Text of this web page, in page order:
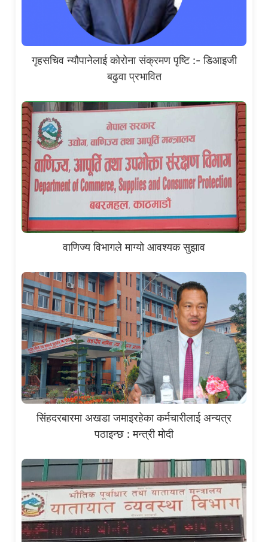
गृहसचिव न्यौपानेलाई कोरोना संक्रमण पृष्टि :- डिआइजी
बढुवा प्रभावित
वाणिज्य विभागले माग्यो आवश्यक सुझाव
सिंहदरबारमा अखडा जमाइरहेका कर्मचारीलाई अन्यत्र
पठाइन्छ : मन्त्री मोदी